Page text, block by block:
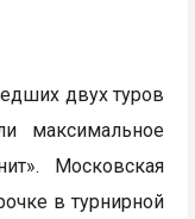
двух туров
максимальное
Московская
в турнирной